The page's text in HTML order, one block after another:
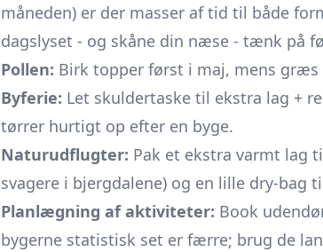
måneden) er der masser af tid til både
dagslyset - og skåne din næse - tænk på
Pollen: Birk topper først i maj, mens
Byferie: Let skuldertaske til ekstra lag +
tørrer hurtigt op efter en byge.
Naturudflugter: Pak et ekstra varmt lag
svagere i bjergdalene) og en lille dry-bag
Planlægning af aktiviteter: Book
bygerne statistisk set er færre; brug de